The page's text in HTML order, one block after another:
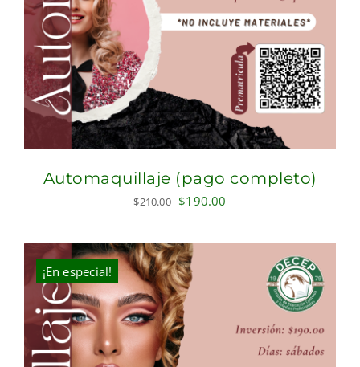
Automaquillaje (pago completo)
$210.00 Original
was:
$210.00.
$190.00
is:
$190.00.
¡En especial!